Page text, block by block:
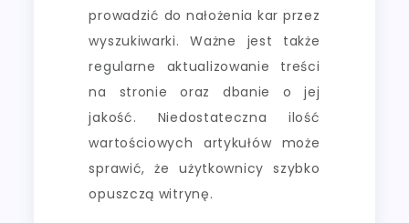
prowadzić do nałożenia kar przez
wyszukiwarki. Ważne jest także
regularne aktualizowanie treści
na stronie oraz dbanie o jej
jakość. Niedostateczna ilość
wartościowych artykułów może
sprawić, że użytkownicy szybko
opuszczą witrynę.